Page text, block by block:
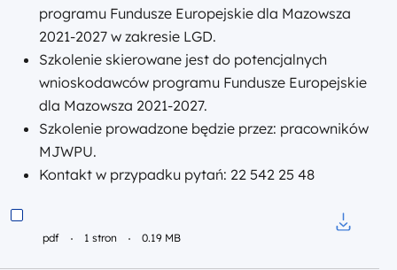
programu Fundusze Europejskie dla Mazowsza
2021-2027 w zakresie LGD.
Szkolenie skierowane jest do potencjalnych
wnioskodawców programu Fundusze Europejskie
dla Mazowsza 2021-2027.
Szkolenie prowadzone będzie przez: pracowników
MJWPU.
Kontakt w przypadku pytań: 22 542 25 48
pdf 1 stron 0.19 MB